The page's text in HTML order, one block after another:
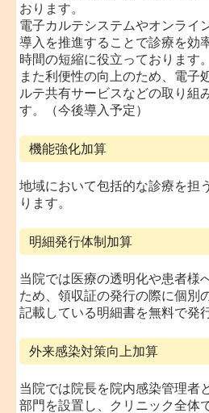
おります。
電子カルテシステムやオンライ
導入を推進することで診療を効
時間の短縮に役立っております。
また利便性の向上のため、電子
ルテ共有サービスなどの取り組
す。（今後導入予定）
機能強化加算
地域において包括的な診療を担
ります。
明細発行体制加算
当院では医療の透明化や患者様
ため、領収証の発行の際に個別
記載している明細書を無料で発
外来感染対策向上加算
当院では院長を院内感染管理者
部門を設置し、クリニック全体